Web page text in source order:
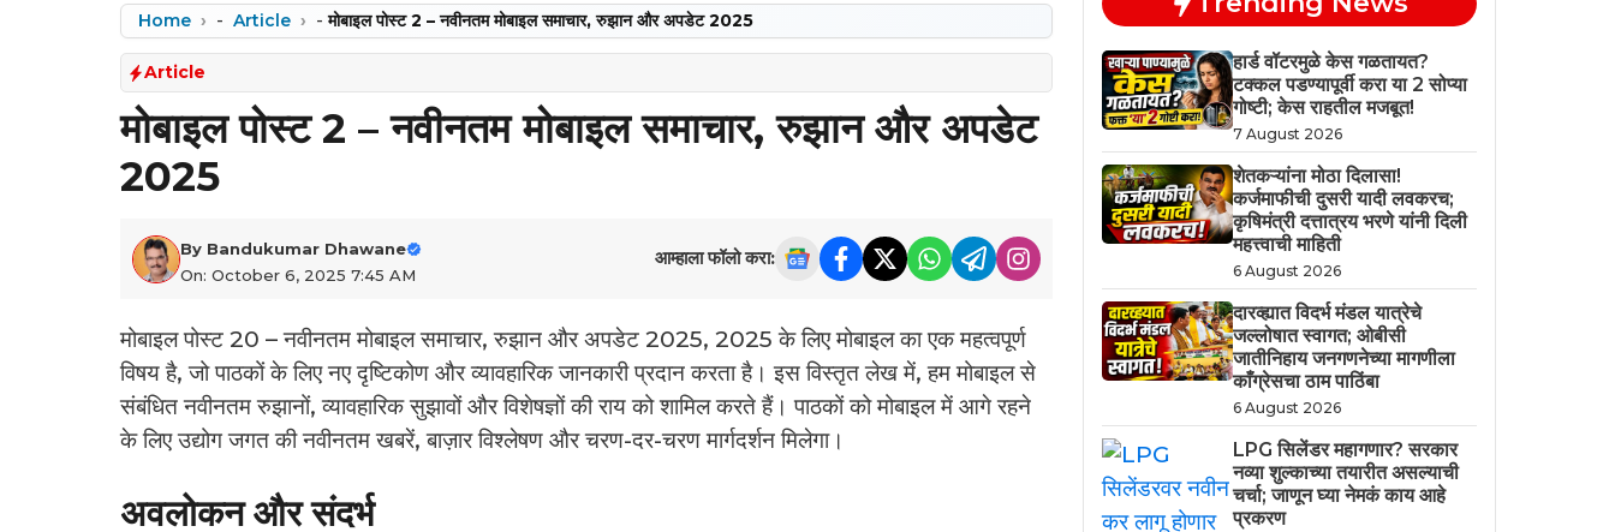
Home - Article -मोबाइल पोस्ट 2 – नवीनतम मोबाइल समाचार, रुझान और अपडेट 2025
Article
मोबाइल पोस्ट 2 – नवीनतम मोबाइल समाचार, रुझान और अपडेट
2025
By Bandukumar Dhawane
On: October 6, 2025 7:45 AM
आम्हाला फॉलो करा:
मोबाइल पोस्ट 20 – नवीनतम मोबाइल समाचार, रुझान और अपडेट 2025, 2025 के लिए मोबाइल का एक महत्वपूर्ण
विषय है, जो पाठकों के लिए नए दृष्टिकोण और व्यावहारिक जानकारी प्रदान करता है। इस विस्तृत लेख में, हम मोबाइल से
संबंधित नवीनतम रुझानों, व्यावहारिक सुझावों और विशेषज्ञों की राय को शामिल करते हैं। पाठकों को मोबाइल में आगे रहने
के लिए उद्योग जगत की नवीनतम खबरें, बाज़ार विश्लेषण और चरण-दर-चरण मार्गदर्शन मिलेगा।
अवलोकन और संदर्भ
हार्ड वॉटरमुळे केस गळतायत?
टक्कल पडण्यापूर्वी करा या 2 सोप्या
गोष्टी; केस राहतील मजबूत!
7 August 2026
शेतकऱ्यांना मोठा दिलासा!
कर्जमाफीची दुसरी यादी लवकरच;
कृषिमंत्री दत्तात्रय भरणे यांनी दिली
महत्त्वाची माहिती
6 August 2026
दारव्ह्यात विदर्भ मंडल यात्रेचे
जल्लोषात स्वागत; ओबीसी
जातीनिहाय जनगणनेच्या मागणीला
काँग्रेसचा ठाम पाठिंबा
6 August 2026
LPG सिलेंडर महागणार? सरकार
नव्या शुल्काच्या तयारीत असल्याची
चर्चा; जाणून घ्या नेमकं काय आहे
प्रकरण